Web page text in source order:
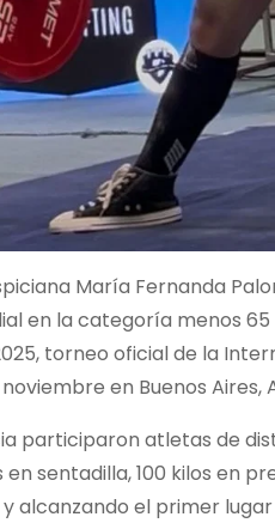
María Fernanda
en la categoría menos
torneo oficial de la
en Buenos Aires,
participaron atletas de
sentadilla, 100 kilos en
alcanzando el primer